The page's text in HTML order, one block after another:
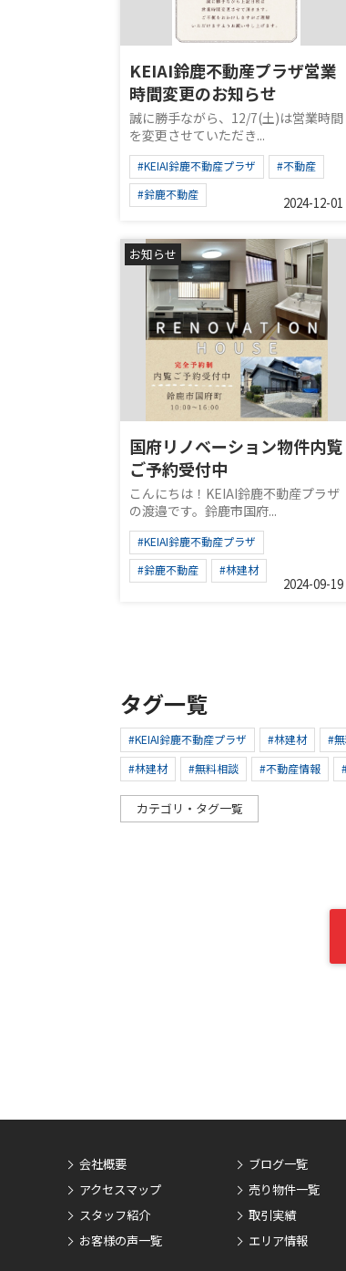
KEIAI鈴鹿不動産プラザ営業
時間変更のお知らせ
誠に勝手ながら、12/7(土)は営業時間
を変更させていただき...
#KEIAI鈴鹿不動産プラザ
#不動産
#鈴鹿不動産
2024-12-01
お知らせ
国府リノベーション物件内覧
ご予約受付中
こんにちは！KEIAI鈴鹿不動産プラザ
の渡邉です。鈴鹿市国府...
#KEIAI鈴鹿不動産プラザ
#鈴鹿不動産
#林建材
2024-09-19
タグ一覧
#KEIAI鈴鹿不動産プラザ #林建材 #
#林建材
#無料相談 #不動産情報
カテゴリ・タグ一覧
会社概要
アクセスマップ
スタッフ紹介
お客様の声一覧
ブログ一覧
売り物件一覧
取引実績
エリア情報